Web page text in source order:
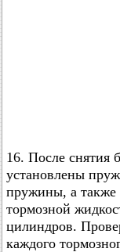
16. После снятия
установлены
пружины, а также
тормозной
цилиндров.
каждого